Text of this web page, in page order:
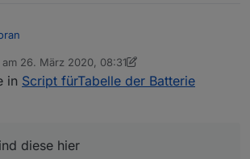
es sind diese hier
26. März 2020, 08:31
von Homoran
in Script fürTabelle der Batterie
diese hier